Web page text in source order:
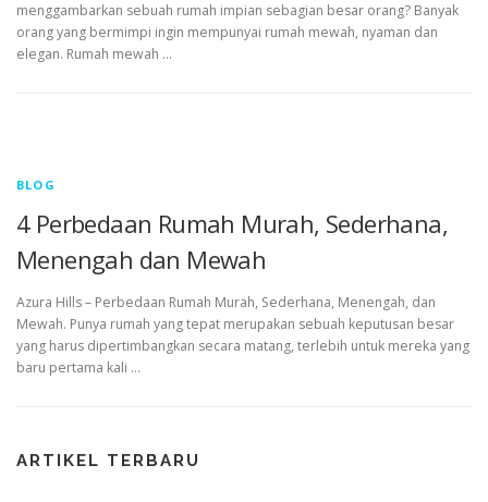
menggambarkan sebuah rumah impian sebagian besar orang? Banyak
orang yang bermimpi ingin mempunyai rumah mewah, nyaman dan
elegan. Rumah mewah …
BLOG
4 Perbedaan Rumah Murah, Sederhana,
Menengah dan Mewah
Azura Hills – Perbedaan Rumah Murah, Sederhana, Menengah, dan
Mewah. Punya rumah yang tepat merupakan sebuah keputusan besar
yang harus dipertimbangkan secara matang, terlebih untuk mereka yang
baru pertama kali …
ARTIKEL TERBARU